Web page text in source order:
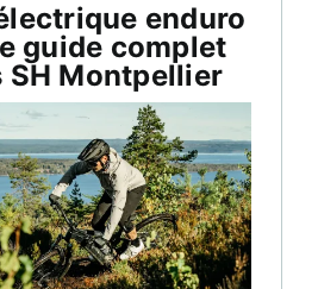
enduro
guide complet
SH Montpellier